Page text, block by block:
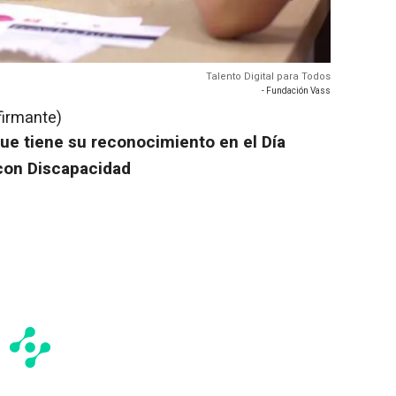
Talento Digital para Todos
- Fundación Vass
tiene su reconocimiento en el Día
Discapacidad